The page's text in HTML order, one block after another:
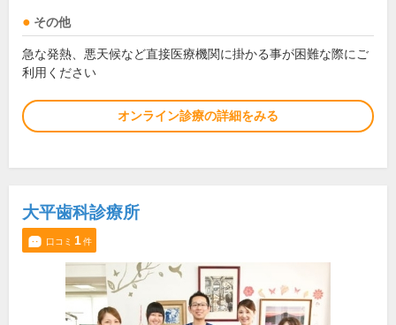
その他
急な発熱、悪天候など直接医療機関に掛かる事が困難な際にご
利用ください
オンライン診療の詳細をみる
大平歯科診療所
口コミ 1件